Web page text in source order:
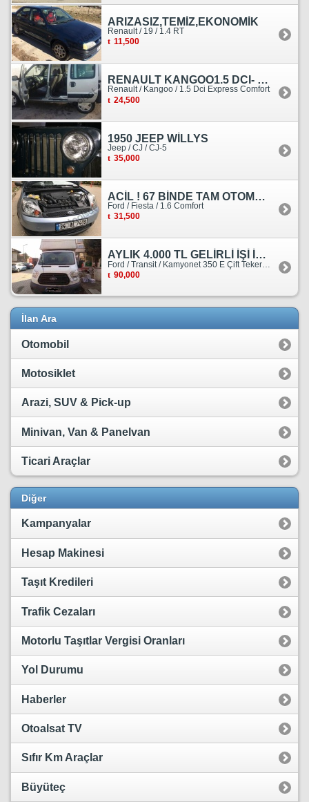
ARIZASIZ,TEMİZ,EKONOMİK
Renault / 19 / 1.4 RT
11,500
RENAULT KANGOO1.5 DCI- 138 KM
Renault / Kangoo / 1.5 Dci Express Comfort
24,500
1950 JEEP WİLLYS
Jeep / CJ / CJ-5
35,000
ACİL ! 67 BİNDE TAM OTOMATİK FORD FİESTA
Ford / Fiesta / 1.6 Comfort
31,500
AYLIK 4.000 TL GELİRLİ İŞİ İLE BİRLİKTE SATILIKTIR.
90,000
İlan Ara
Otomobil
Motosiklet
Arazi, SUV & Pick-up
Minivan, Van & Panelvan
Ticari Araçlar
Diğer
Kampanyalar
Hesap Makinesi
Taşıt Kredileri
Trafik Cezaları
Motorlu Taşıtlar Vergisi Oranları
Yol Durumu
Haberler
Otoalsat TV
Sıfır Km Araçlar
Büyüteç